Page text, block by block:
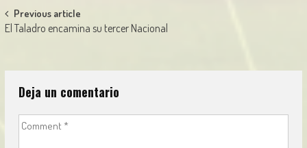
Post
navigation
Previous article
El Taladro encamina su tercer Nacional
Deja un comentario